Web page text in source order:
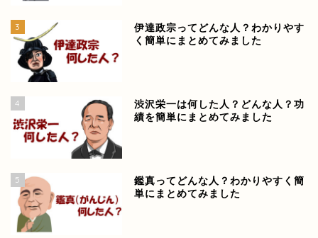
3
伊達政宗ってどんな人？わかりやす
く簡単にまとめてみました
4
渋沢栄一は何した人？どんな人？功
績を簡単にまとめてみました
5
鑑真ってどんな人？わかりやすく簡
単にまとめてみました